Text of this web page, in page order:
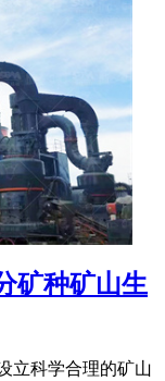
矿种矿山生
立科学合理的矿山